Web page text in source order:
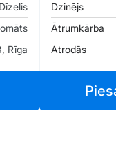
Rīga
Dzinējs
Ātrumkārba
Atrodās